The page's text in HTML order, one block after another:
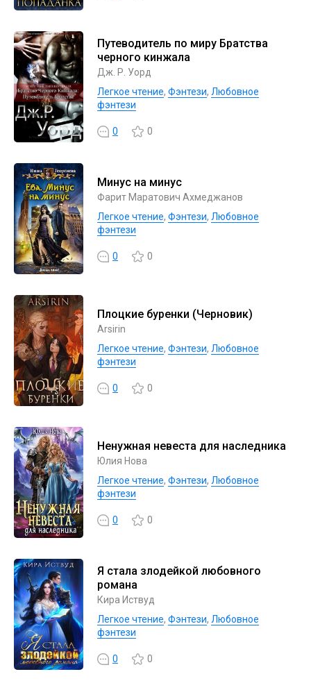
Путеводитель по миру Братства
черного кинжала
Дж. Р. Уорд
Легкое чтение, Фэнтези, Любовное
фэнтези
0 0
Минус на минус
Фарит Маратович Ахмеджанов
Легкое чтение, Фэнтези, Любовное
фэнтези
0 0
Плоцкие буренки (Черновик)
Arsirin
Легкое чтение, Фэнтези, Любовное
фэнтези
0 0
Ненужная невеста для наследника
Юлия Нова
Легкое чтение, Фэнтези, Любовное
фэнтези
0 0
Я стала злодейкой любовного
романа
Кира Иствуд
Легкое чтение, Фэнтези, Любовное
фэнтези
0 0